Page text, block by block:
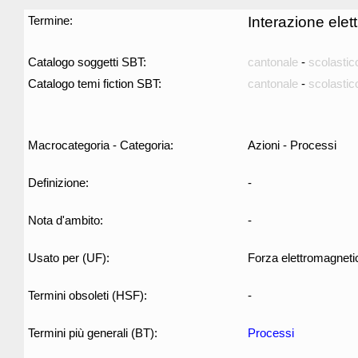
Termine: Interazione
Catalogo soggetti SBT: cantonale -
Catalogo temi fiction SBT:
cantonale -
Macrocategoria - Categoria: Azioni - Processi
Definizione: -
Nota d'ambito: -
Usato per (UF): Forza
Termini obsoleti (HSF): -
Termini più generali (BT): Processi